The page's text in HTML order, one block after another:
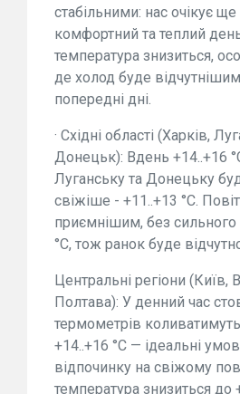
стабільними: нас очікує
комфортний та теплий
температура знизиться,
де холод буде
попередні дні.
· Східні області (Харків,
Донецьк): Вдень +14..+16
Луганську та Донецьку
свіжіше - +11..+13 °C.
приємнішим, без сильного
°C, тож ранок буде
Центральні регіони (Київ,
Полтава): У денний час
термометрів
+14..+16 °C — ідеальні
відпочинку на свіжому
температура знизиться до